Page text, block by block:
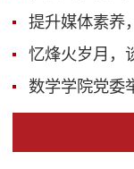
提升媒体素养
忆烽火岁月
数学学院党委